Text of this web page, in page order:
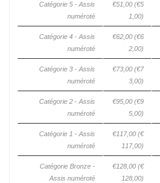
Catégorie 5 - Assis
numéroté
€51,00 (€5
1,00)
Catégorie 4 - Assis
numéroté
€62,00 (€6
2,00)
Catégorie 3 - Assis
numéroté
€73,00 (€7
3,00)
Catégorie 2 - Assis
numéroté
€95,00 (€9
5,00)
Catégorie 1 - Assis
numéroté
€117,00 (€
117,00)
Catégorie Bronze -
Assis numéroté
€128,00 (€
128,00)